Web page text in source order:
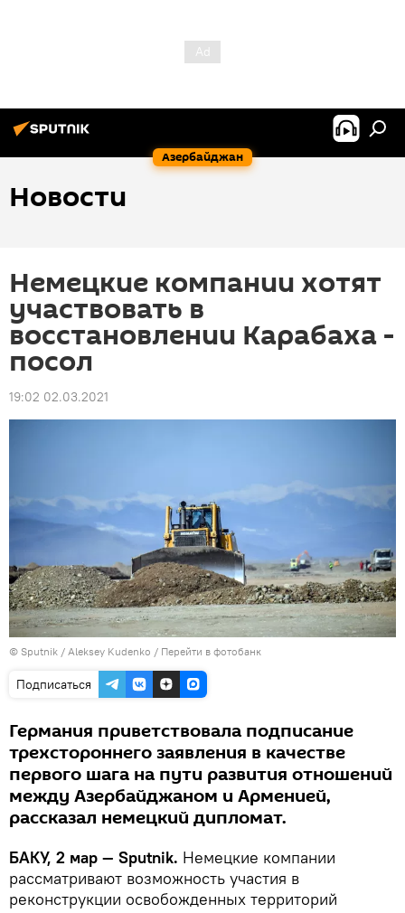
Азербайджан
Новости
Немецкие компании хотят
участвовать в
восстановлении Карабаха -
посол
19:02 02.03.2021
© Sputnik / Aleksey Kudenko / Перейти в фотобанк
Подписаться
Германия приветствовала подписание
трехстороннего заявления в качестве
первого шага на пути развития отношений
между Азербайджаном и Арменией,
рассказал немецкий дипломат.
БАКУ, 2 мар — Sputnik. Немецкие компании
рассматривают возможность участия в
реконструкции освобожденных территорий